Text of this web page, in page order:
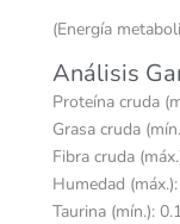
(Energía
Análisis
Proteína cruda
Grasa cruda
Fibra cruda
Humedad
Taurina (mín.):